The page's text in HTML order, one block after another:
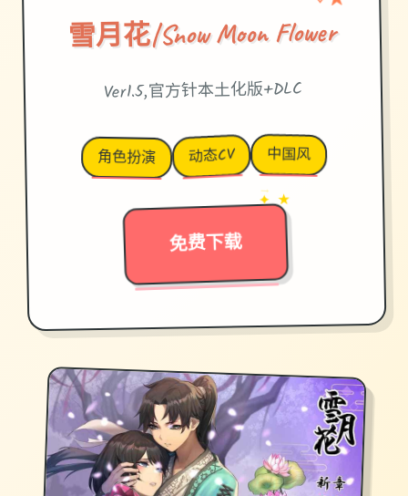
雪月花|Snow Moon Flower
Ver1.5,官方针本土化版+DLC
角色扮演 动态CV 中国风
免费下载
→
✦ ★